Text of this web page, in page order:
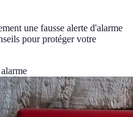
une fausse alerte d'alarme
pour protéger votre